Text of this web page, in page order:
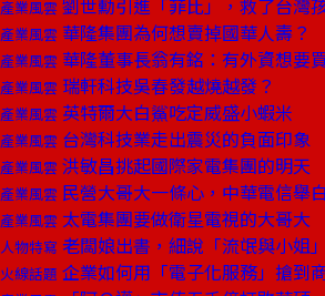
產業風雲 劉世勳引進「菲比」，救了台灣
產業風雲 華隆集團為何想賣掉國華人壽？
產業風雲 華隆董事長翁有銘：有外資想要
產業風雲 瑞軒科技吳春發越燒越發？
產業風雲 英特爾大白鯊吃定威盛小蝦米
產業風雲 台灣科技業走出震災的負面印象
產業風雲 洪敏昌挑起國際家電集團的明天
產業風雲 民營大哥大一條心，中華電信舉
產業風雲 太電集團要做衛星電視的大哥大
人物特寫 老闆娘出書，細說「流氓與小姐
火線話題 企業如何用「電子化服務」搶到